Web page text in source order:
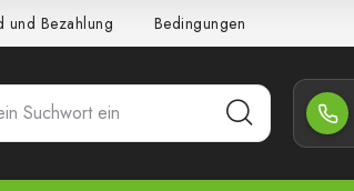
und Bezahlung Bedingungen und Konditionen